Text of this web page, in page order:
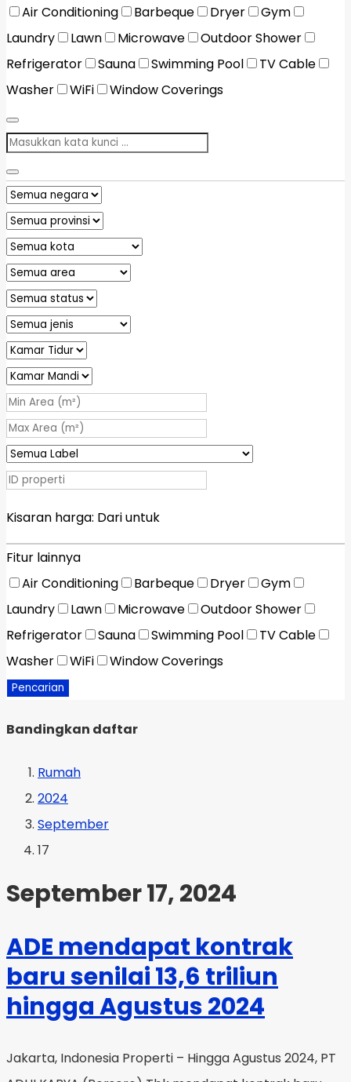
Air Conditioning
Barbeque Dryer
Gym
Laundry
Lawn Microwave
Outdoor Shower
Refrigerator
Sauna Swimming Pool
TV Cable
Washer
WiFi Window Coverings
Kisaran harga: Dariuntuk
Fitur lainnya
Air Conditioning
Barbeque Dryer
Gym
Laundry
Lawn Microwave
Outdoor Shower
Refrigerator
Sauna Swimming Pool
TV Cable
Washer
WiFi Window Coverings
Pencarian
Bandingkan daftar
Rumah
2024
September
17
September 17, 2024
ADE mendapat kontrak
baru senilai 13,6 triliun
hingga Agustus 2024
Jakarta, Indonesia Properti – Hingga Agustus 2024, PT